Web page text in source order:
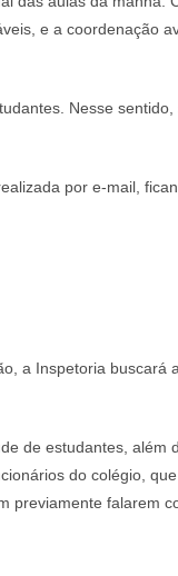
e a coordenação
Nesse
por e-mail,
a Inspetoria buscará
de estudantes, além
do colégio,
previamente falarem